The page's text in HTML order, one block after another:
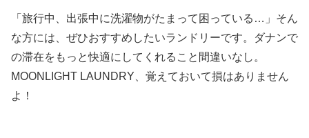
「旅行中、出張中に洗濯物がたまって困っている…」そん
な方には、ぜひおすすめしたいランドリーです。ダナンで
の滞在をもっと快適にしてくれること間違いなし。
MOONLIGHT LAUNDRY、覚えておいて損はありません
よ！